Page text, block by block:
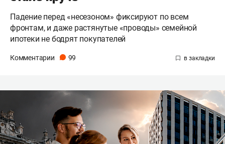
Падение перед «несезоном» фиксируют по всем
фронтам, и даже растянутые «проводы» семейной
ипотеки не бодрят покупателей
Комментарии 99